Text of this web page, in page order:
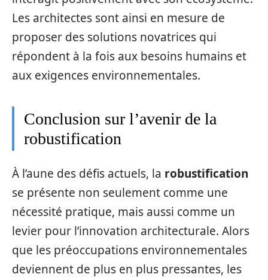
Les architectes sont ainsi en mesure de
proposer des solutions novatrices qui
répondent à la fois aux besoins humains et
aux exigences environnementales.
Conclusion sur l’avenir de la
robustification
À l’aune des défis actuels, la robustification
se présente non seulement comme une
nécessité pratique, mais aussi comme un
levier pour l’innovation architecturale. Alors
que les préoccupations environnementales
deviennent de plus en plus pressantes, les